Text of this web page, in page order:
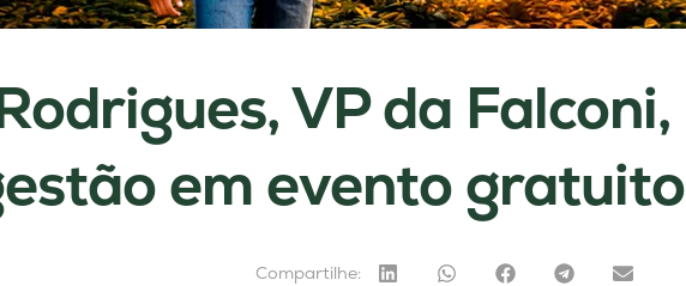
VP da Falconi,
em evento gratuito
Compartilhe: